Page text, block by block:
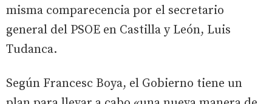
misma comparecencia por el secretario
general del PSOE en Castilla y León, Luis
Tudanca.
Según Francesc Boya, el Gobierno tiene un